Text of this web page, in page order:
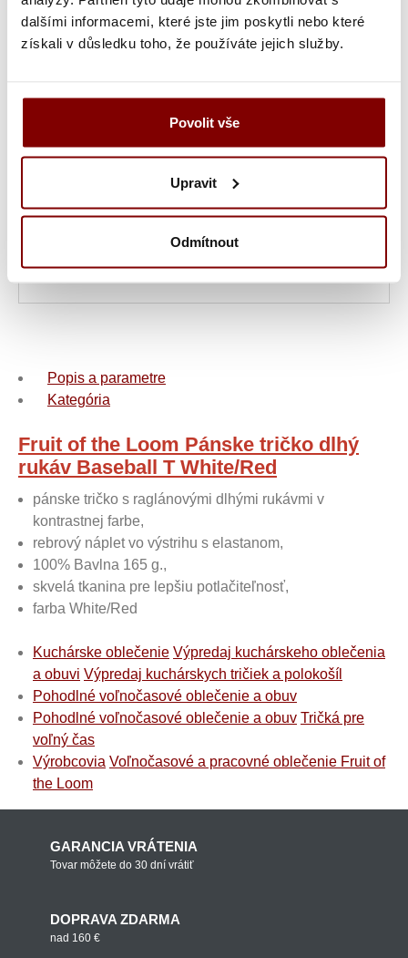
dalšími informacemi, které jste jim poskytli nebo které
získali v důsledku toho, že používáte jejich služby.
Povolit vše
Upravit
Odmítnout
Ukážka textu:
výšivkou
UPOZORNENIE- tovar po vytvorení výšivky nie
výšivky je 10-15 pracovných dní (v čase pred
vianočnými sviatkami sa zdvojnásobí).
Popis a parametre
Kategória
Fruit of the Loom Pánske tričko dlhý
rukáv Baseball T White/Red
pánske tričko s raglánovými dlhými rukávmi v
kontrastnej farbe,
rebrový náplet vo výstrihu s elastanom,
100% Bavlna 165 g.,
skvelá tkanina pre lepšiu potlačiteľnosť,
farba White/Red
Kuchárske oblečenie Výpredaj kuchárskeho oblečenia
a obuvi Výpredaj kuchárskych tričiek a polokošíl
Pohodlné voľnočasové oblečenie a obuv
Pohodlné voľnočasové oblečenie a obuv Tričká pre
voľný čas
Výrobcovia Voľnočasové a pracovné oblečenie Fruit of
the Loom
GARANCIA VRÁTENIA
Tovar môžete do 30 dní vrátiť
DOPRAVA ZDARMA
nad 160 €